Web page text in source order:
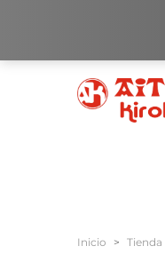
Inicio > Tienda